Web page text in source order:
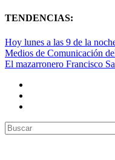
TENDENCIAS:
Hoy lunes a las 9 de la
Medios de Comunicación
El mazarronero Francisco